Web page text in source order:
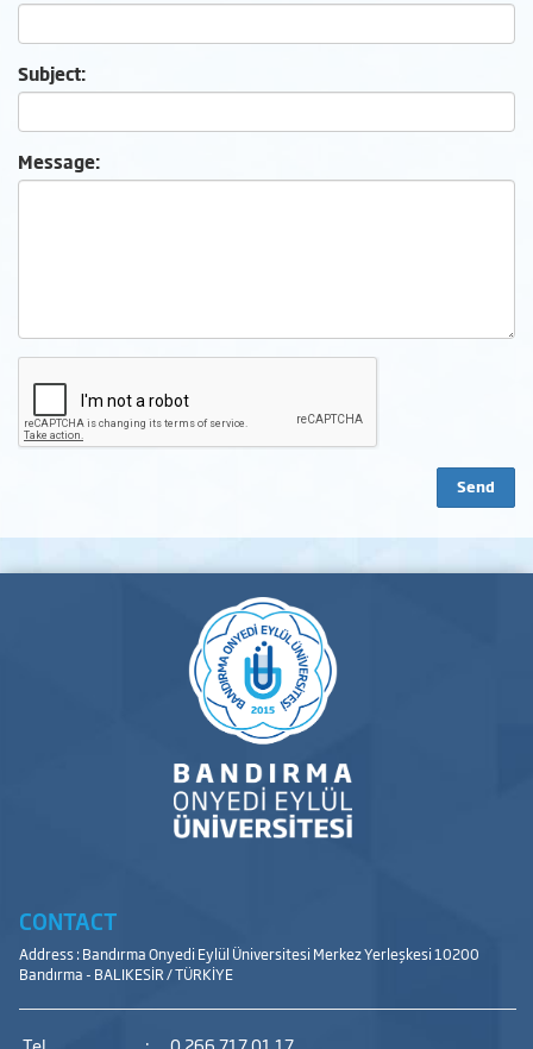
Subject:
Message:
CONTACT
Address : Bandırma Onyedi Eylül Üniversitesi Merkez Yerleşkesi 10200
Bandırma - BALIKESİR / TÜRKİYE